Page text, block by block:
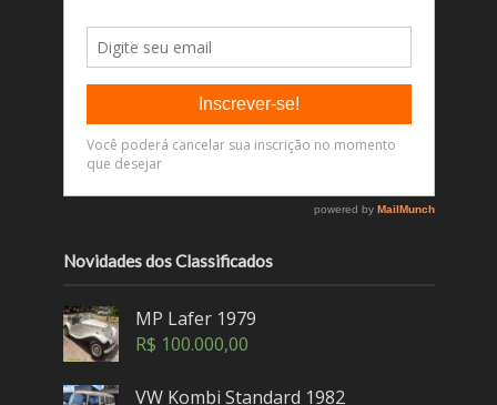
Novidades dos Classificados
MP Lafer 1979
R$ 100.000,00
VW Kombi Standard 1982